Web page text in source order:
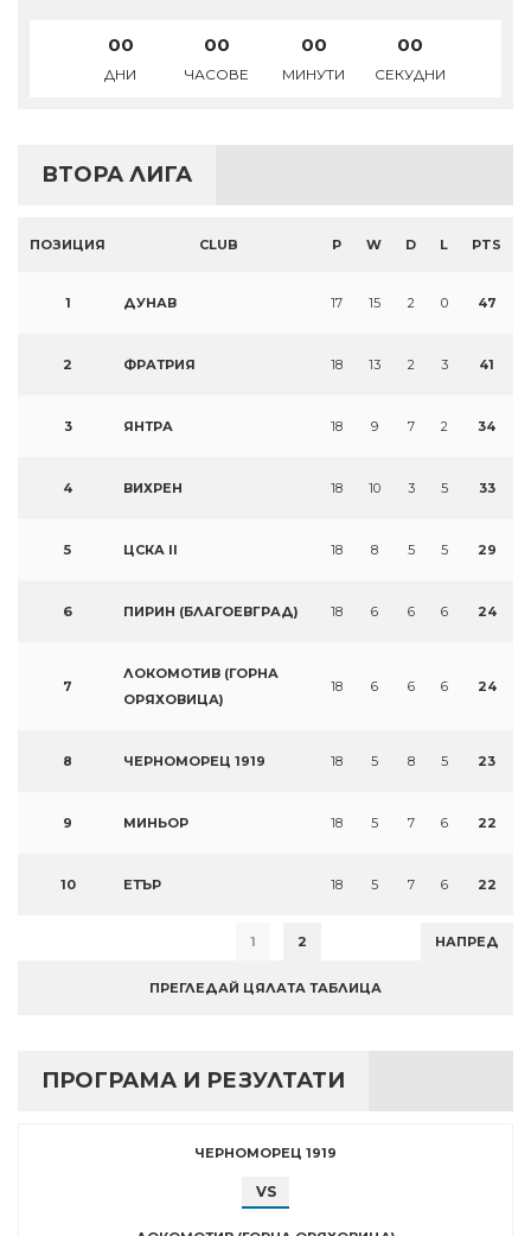
00
ДНИ
00
ЧАСОВЕ
00
МИНУТИ
00
СЕКУДНИ
ВТОРА ЛИГА
ПОЗИЦИЯ CLUB P W D L PTS
1 ДУНАВ 17 15 2 0 47
2 ФРАТРИЯ 18 13 2 3 41
3 ЯНТРА 18 9 7 2 34
4 ВИХРЕН 18 10 3 5 33
5 ЦСКА II 18 8 5 5 29
6 ПИРИН (БЛАГОЕВГРАД) 18 6 6 6 24
7
ЛОКОМОТИВ (ГОРНА
ОРЯХОВИЦА)
18 6 6 6 24
8 ЧЕРНОМОРЕЦ 1919 18 5 8 5 23
9 МИНЬОР 18 5 7 6 22
10 ЕТЪР 18 5 7 6 22
1 2 НАПРЕД
ПРЕГЛЕДАЙ ЦЯЛАТА ТАБЛИЦА
ПРОГРАМА И РЕЗУЛТАТИ
ЧЕРНОМОРЕЦ 1919
VS